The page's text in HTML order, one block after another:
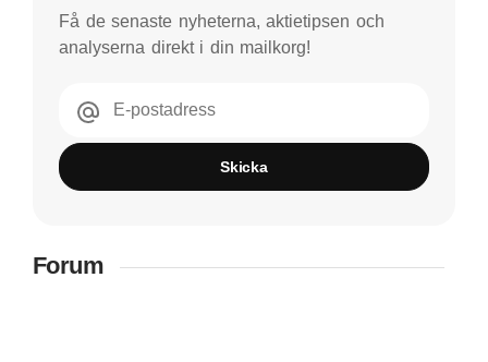
Få de senaste nyheterna, aktietipsen och
analyserna direkt i din mailkorg!
E-postadress
Skicka
Forum